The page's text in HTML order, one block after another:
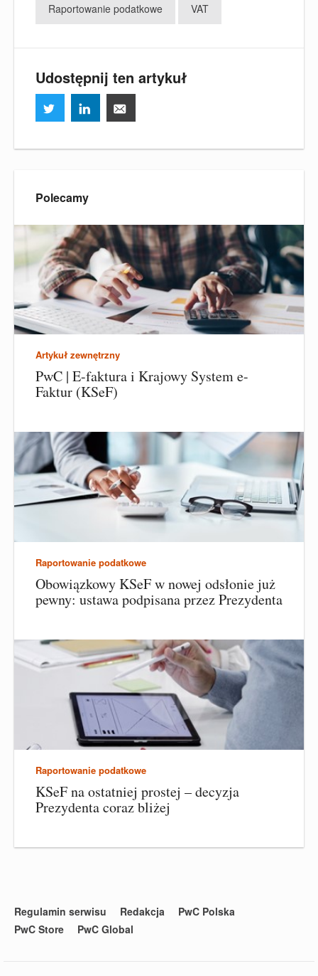
Raportowanie podatkowe VAT
Udostępnij ten artykuł
Polecamy
Artykuł zewnętrzny
PwC | E-faktura i Krajowy System e-
Faktur (KSeF)
Raportowanie podatkowe
Obowiązkowy KSeF w nowej odsłonie już
pewny: ustawa podpisana przez Prezydenta
Raportowanie podatkowe
KSeF na ostatniej prostej – decyzja
Prezydenta coraz bliżej
Regulamin serwisu Redakcja
PwC Polska
PwC Store
PwC Global